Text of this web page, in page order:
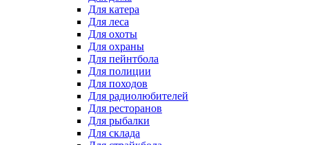
Для катера
Для леса
Для охоты
Для охраны
Для пейнтбола
Для полиции
Для походов
Для радиолюбителей
Для ресторанов
Для рыбалки
Для склада